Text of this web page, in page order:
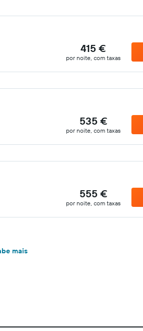
415 €
por noite, com taxas
535 €
por noite, com taxas
555 €
por noite, com taxas
mais